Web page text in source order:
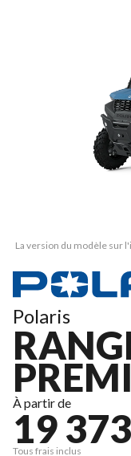
La version du modèle sur
Polaris
À partir de
19
Tous frais inclus